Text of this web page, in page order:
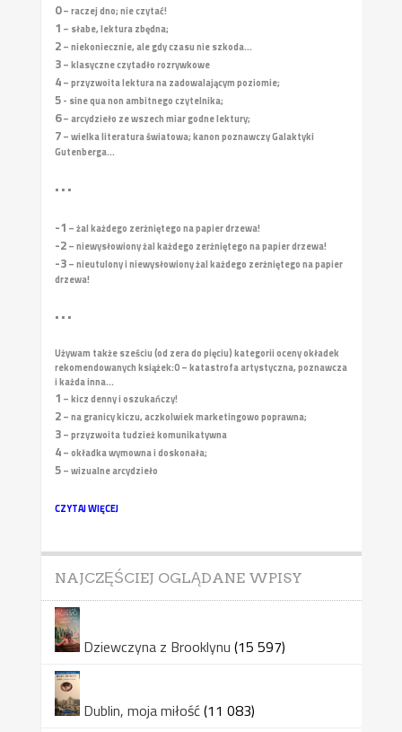
0– raczej dno; nie czytać!
1 – słabe, lektura zbędna;
2– niekoniecznie, ale gdy czasu nie szkoda...
3– klasyczne czytadło rozrywkowe
4– przyzwoita lektura na zadowalającym poziomie;
5- sine qua non ambitnego czytelnika;
6– arcydzieło ze wszech miar godne lektury;
7– wielka literatura światowa; kanon poznawczy Galaktyki
Gutenberga...
• • •
-1 – żal każdego zerżniętego na papier drzewa!
-2– niewysłowiony żal każdego zerżniętego na papier drzewa!
-3– nieutulony i niewysłowiony żal każdego zerżniętego na papier
drzewa!
• • •
Używam także sześciu (od zera do pięciu) kategorii oceny okładek
rekomendowanych książek:0 – katastrofa artystyczna, poznawcza
i każda inna...
1 – kicz denny i oszukańczy!
2– na granicy kiczu, aczkolwiek marketingowo poprawna;
3– przyzwoita tudzież komunikatywna
4– okładka wymowna i doskonała;
5– wizualne arcydzieło
CZYTAJ WIĘCEJ
NAJCZĘŚCIEJ OGLĄDANE WPISY
Dziewczyna z Brooklynu (15 597)
Dublin, moja miłość(11 083)